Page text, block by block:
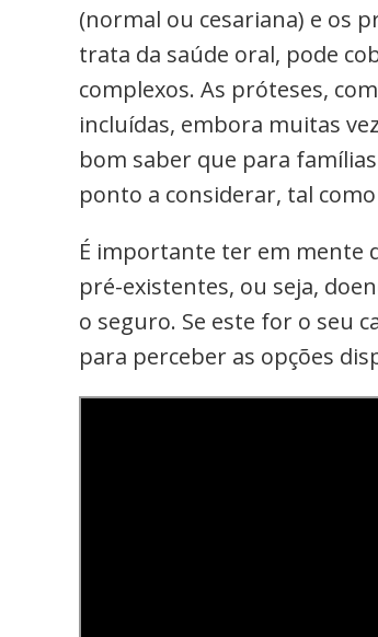
(normal ou cesariana) e os
trata da saúde oral, pode
complexos. As próteses,
incluídas, embora muitas
bom saber que para
ponto a considerar, tal
É importante ter em mente
pré-existentes, ou seja,
o seguro. Se este for o seu
para perceber as opções